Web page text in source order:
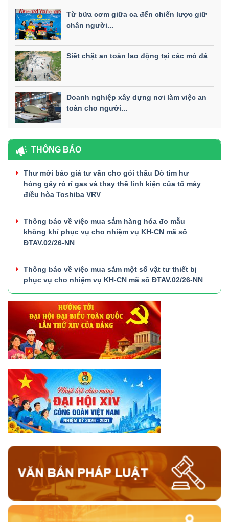
Từ bữa cơm giữa ca đến chiến lược giữ
chân người...
Siết chặt an toàn lao động tại các mỏ đá
Doanh nghiệp xây dựng nơi làm việc an
toàn cho người...
THÔNG BÁO
Thư mời báo giá tư vấn cho gói thầu Dò tìm hư
hỏng gây rò rỉ gas và thay thế linh kiện của tổ máy
điều hòa Toshiba VRV
Thông báo về việc mua sắm hàng hóa đo mẫu
không khí phục vụ cho nhiệm vụ KH-CN mã số
ĐTAV.02/26-NN
Thông báo về việc mua sắm một số vật tư thiết bị
phục vụ cho nhiệm vụ KH-CN mã số ĐTAV.02/26-NN